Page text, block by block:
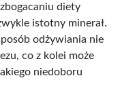
diety
istotny minerał.
odżywiania nie
co z kolei może
niedoboru